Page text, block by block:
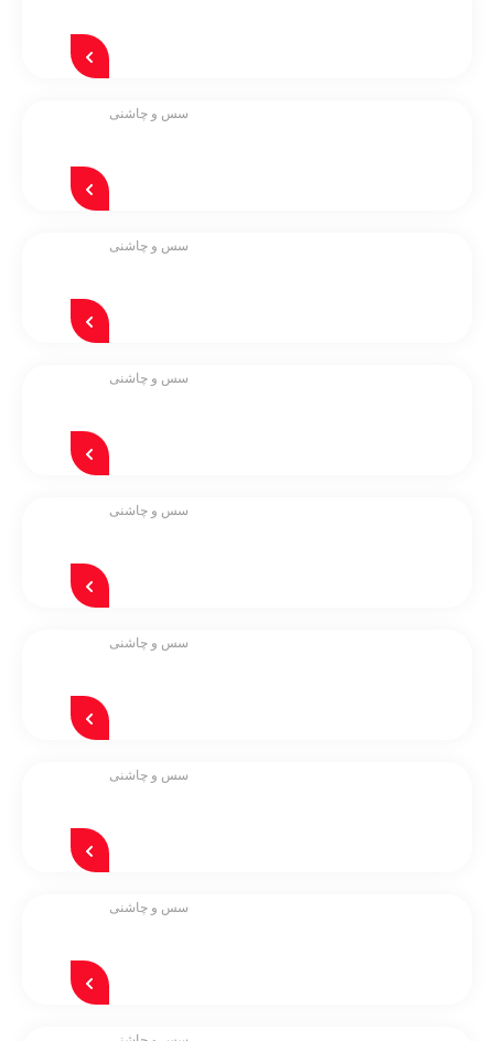
سس و چاشنی
سس و چاشنی
سس و چاشنی
سس و چاشنی
سس و چاشنی
سس و چاشنی
سس و چاشنی